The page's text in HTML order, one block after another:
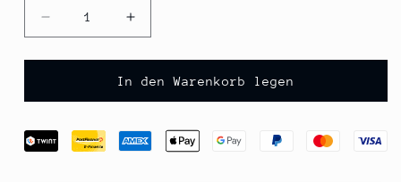
Verringere
die
Menge
Amarettini,
kg
Erhöhe
die
Menge
für
Amarettini,
kg
In den Warenkorb legen